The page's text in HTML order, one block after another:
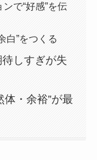
で“好感”を伝
白”をつくる
しすぎが失
体・余裕”が最